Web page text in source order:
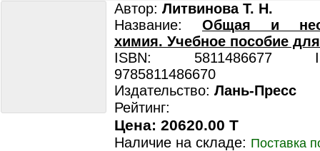
Автор: Литвинова Т. Н.
Название: Общая и
химия. Учебное пособие
ISBN: 5811486677
9785811486670
Издательство: Лань-Пресс
Рейтинг:
Цена: 20620.00 T
Наличие на складе: Поставка